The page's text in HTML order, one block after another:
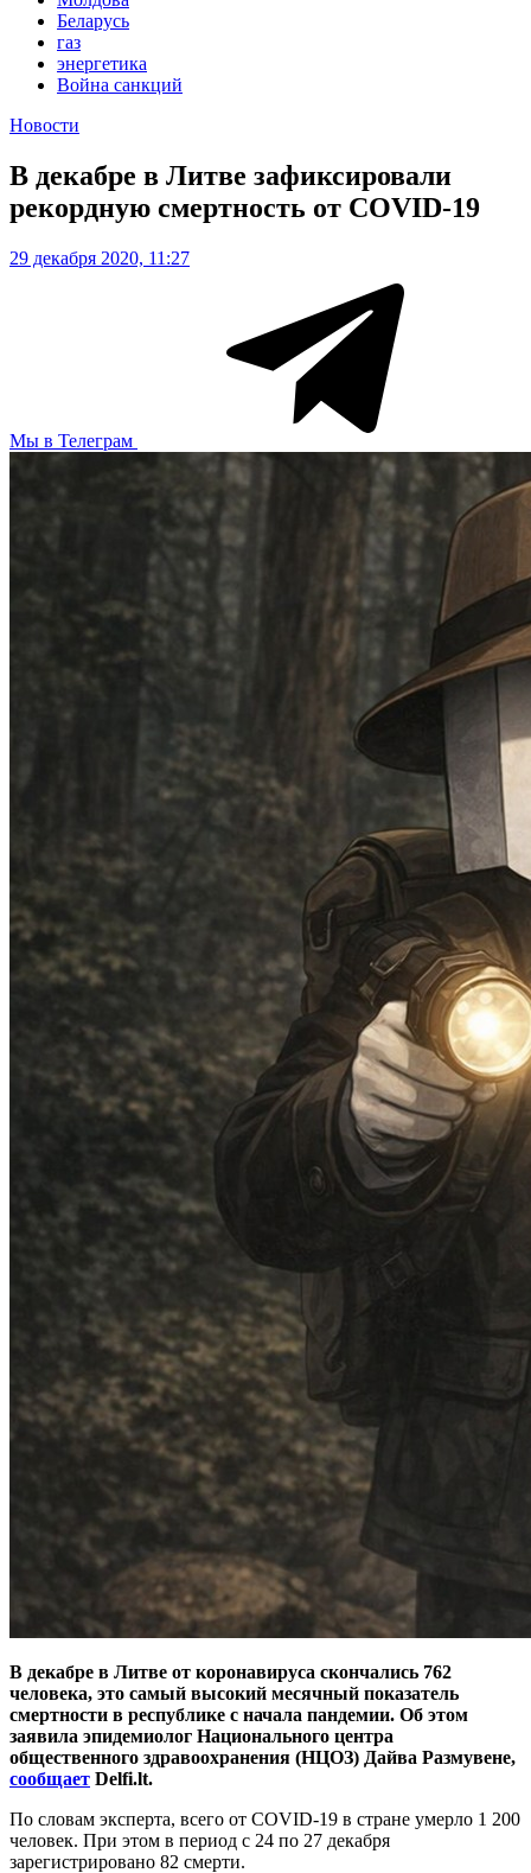
Беларусь
газ
энергетика
Война санкций
Новости
В декабре в Литве зафиксировали
рекордную смертность от COVID-19
29 декабря 2020, 11:27
Мы в Телеграм
В декабре в Литве от коронавируса скончались 762
человека, это самый высокий месячный показатель
смертности в республике с начала пандемии. Об этом
заявила эпидемиолог Национального центра
общественного здравоохранения (НЦОЗ) Дайва Размувене,
сообщает Delfi.lt.
По словам эксперта, всего от COVID-19 в стране умерло 1 200
человек. При этом в период с 24 по 27 декабря
зарегистрировано 82 смерти.